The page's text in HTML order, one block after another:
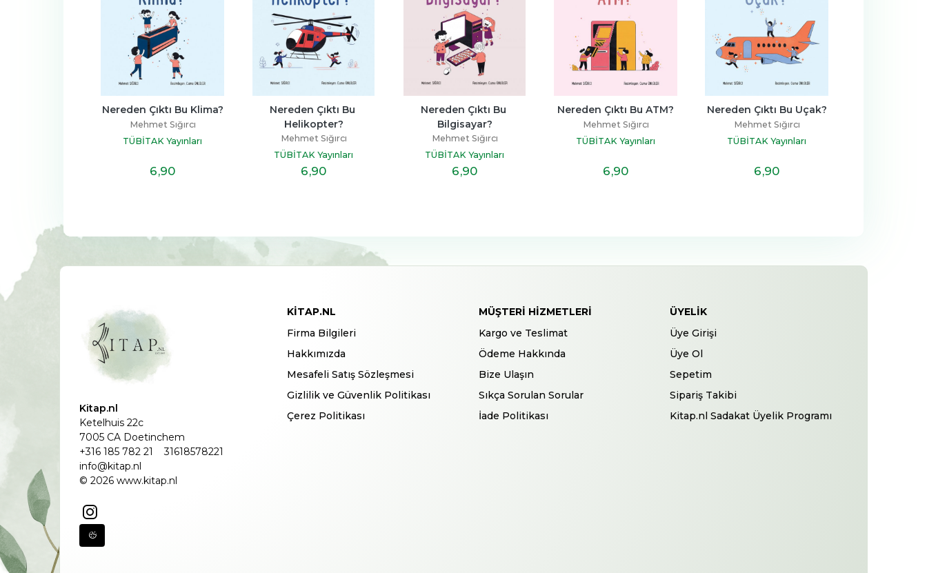
Nereden Çıktı Bu Klima?
Mehmet Sığırcı
TÜBİTAK Yayınları
6,90
Nereden Çıktı Bu
Helikopter?
Mehmet Sığırcı
TÜBİTAK Yayınları
6,90
Nereden Çıktı Bu
Bilgisayar?
Mehmet Sığırcı
TÜBİTAK Yayınları
6,90
Nereden Çıktı Bu ATM?
Mehmet Sığırcı
TÜBİTAK Yayınları
6,90
Nereden Çıktı Bu Uçak?
Mehmet Sığırcı
TÜBİTAK Yayınları
6,90
Kitap.nl
Ketelhuis 22c
7005 CA Doetinchem
+316 185 782 21
31618578221
info@kitap.nl
© 2026 www.kitap.nl
KITAP.NL
Firma Bilgileri
Hakkımızda
Mesafeli Satış Sözleşmesi
Gizlilik ve Güvenlik Politikası
Çerez Politikası
MÜŞTERI HIZMETLERI
Kargo ve Teslimat
Ödeme Hakkında
Bize Ulaşın
Sıkça Sorulan Sorular
İade Politikası
ÜYELIK
Üye Girişi
Üye Ol
Sepetim
Sipariş Takibi
Kitap.nl Sadakat Üyelik Programı